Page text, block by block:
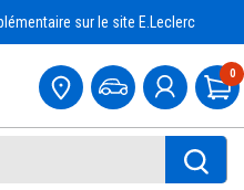
sur le site E.Leclerc
0